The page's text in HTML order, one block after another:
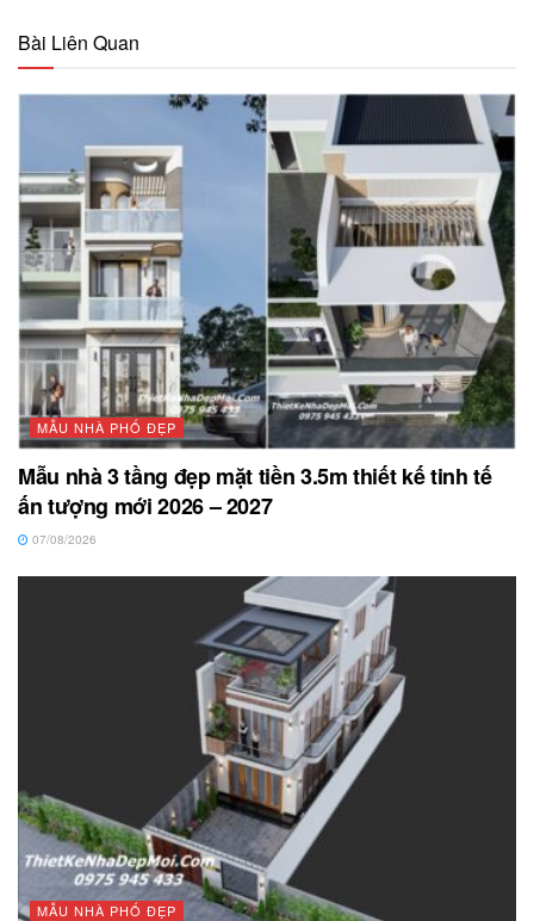
Bài Liên Quan
MẪU NHÀ PHỐ ĐẸP
Mẫu nhà 3 tầng đẹp mặt tiền 3.5m thiết kế tinh tế
ấn tượng mới 2026 – 2027
07/08/2026
MẪU NHÀ PHỐ ĐẸP